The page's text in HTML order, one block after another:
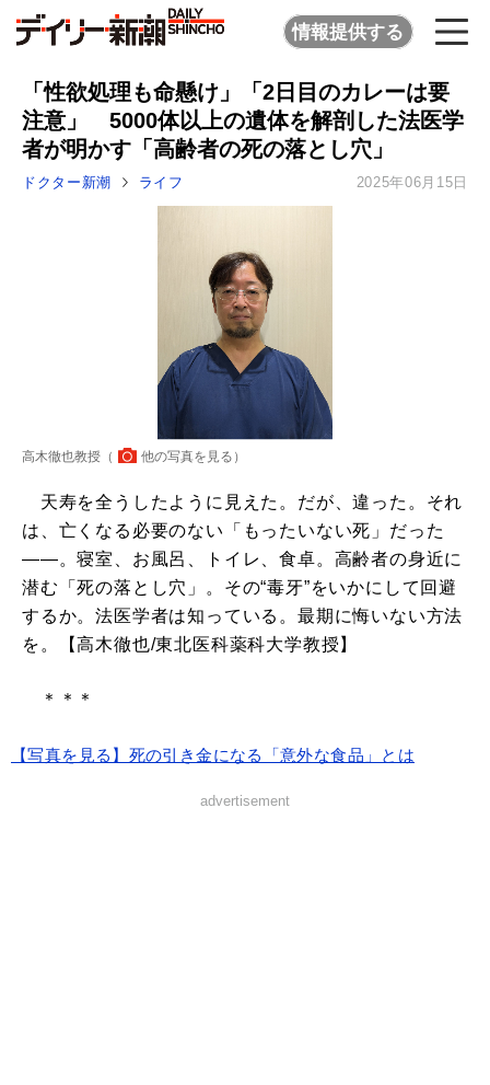
情報提供する
「性欲処理も命懸け」「2日目のカレーは要
注意」 5000体以上の遺体を解剖した法医学
者が明かす「高齢者の死の落とし穴」
ドクター新潮 ライフ 2025年06月15日
高木徹也教授（ 他の写真を見る ）
天寿を全うしたように見えた。だが、違った。それ
は、亡くなる必要のない「もったいない死」だった
――。寝室、お風呂、トイレ、食卓。高齢者の身近に
潜む「死の落とし穴」。その“毒牙”をいかにして回避
するか。法医学者は知っている。最期に悔いない方法
を。【高木徹也/東北医科薬科大学教授】
＊＊＊
【写真を見る】死の引き金になる「意外な食品」とは
advertisement